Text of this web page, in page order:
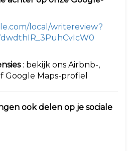
local/writereview?
: bekijk ons Airbnb-,
Google Maps-profiel
ook delen op je sociale